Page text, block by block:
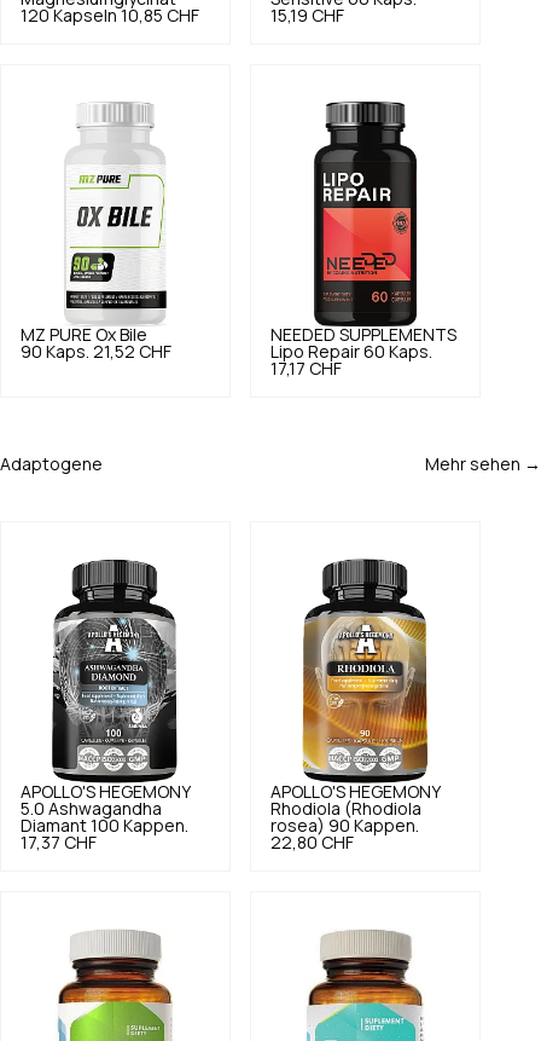
120 Kapseln 10,85 CHF
15,19 CHF
MZ PURE Ox Bile
90 Kaps. 21,52 CHF
NEEDED SUPPLEMENTS
Lipo Repair 60 Kaps.
17,17 CHF
Adaptogene Mehr sehen →
APOLLO'S HEGEMONY
5.0 Ashwagandha
Diamant 100 Kappen.
17,37 CHF
APOLLO'S HEGEMONY
Rhodiola (Rhodiola
rosea) 90 Kappen.
22,80 CHF